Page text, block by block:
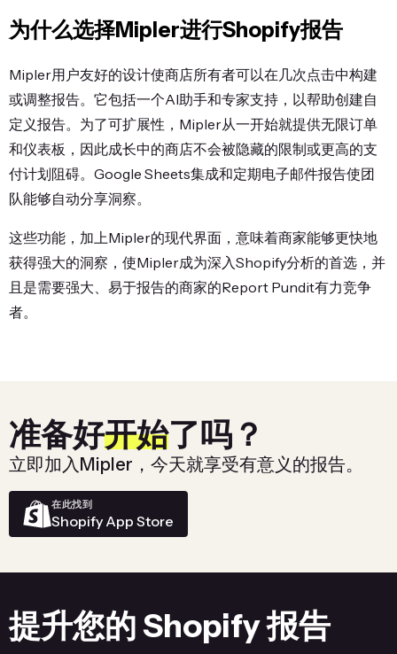
为什么选择Mipler进行Shopify报告
Mipler用户友好的设计使商店所有者可以在几次点击中构建
或调整报告。它包括一个AI助手和专家支持，以帮助创建自
定义报告。为了可扩展性，Mipler从一开始就提供无限订单
和仪表板，因此成长中的商店不会被隐藏的限制或更高的支
付计划阻碍。Google Sheets集成和定期电子邮件报告使团
队能够自动分享洞察。
这些功能，加上Mipler的现代界面，意味着商家能够更快地
获得强大的洞察，使Mipler成为深入Shopify分析的首选，并
且是需要强大、易于报告的商家的Report Pundit有力竞争
者。
准备好开始了吗？
立即加入Mipler，今天就享受有意义的报告。
在此找到
Shopify App Store
提升您的 Shopify 报告